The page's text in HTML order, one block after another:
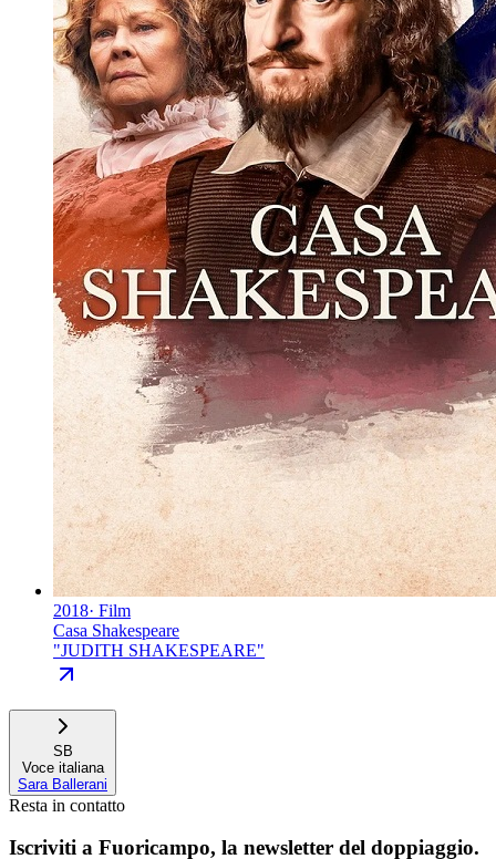
2018· Film
Casa Shakespeare
"JUDITH SHAKESPEARE"
SB
Voce italiana
Sara Ballerani
Resta in contatto
Iscriviti a Fuoricampo, la newsletter del doppiaggio.